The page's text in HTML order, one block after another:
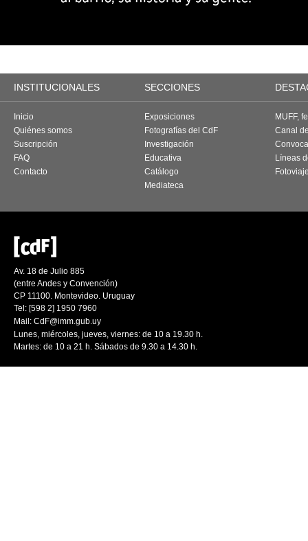
INSTITUCIONALES SECCIONES
Inicio
Quiénes somos
Suscripción
FAQ
Contacto
Exposiciones
Fotografías del CdF
Investigación
Educativa
Catálogo
Mediateca
MUFF,
Canal
Líneas
Av. 18 de Julio 885
(entre Andes y Convención)
CP 11100. Montevideo. Uruguay
Tel: [598 2] 1950 7960
Mail: CdF@imm.gub.uy
Lunes, miércoles, jueves, viernes: de 10 a 19.30 h.
Martes: de 10 a 21 h. Sábados de 9.30 a 14.30 h.